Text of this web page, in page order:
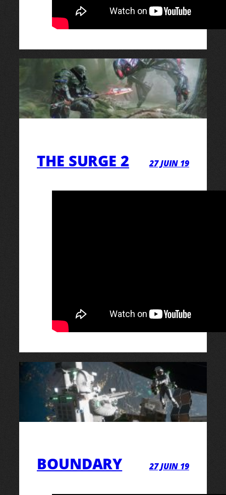
THE SURGE 2 27 JUIN 19
BOUNDARY 27 JUIN 19